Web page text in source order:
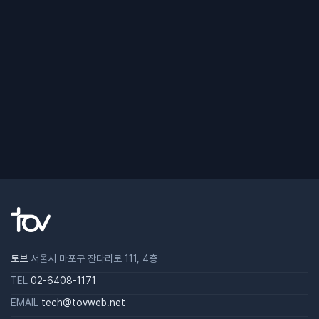
토브 서울시 마포구 잔다리로 111, 4층
TEL 02-6408-1171
EMAIL tech@tovweb.net